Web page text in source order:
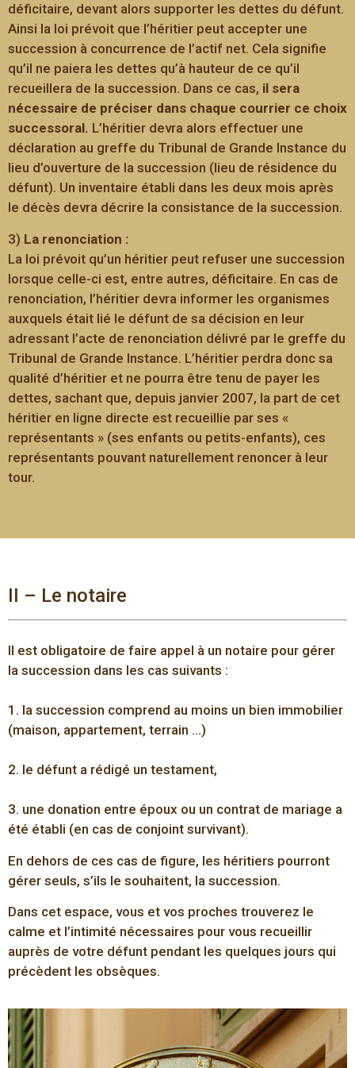
déficitaire, devant alors supporter les dettes du défunt.
Ainsi la loi prévoit que l’héritier peut accepter une
succession à concurrence de l’actif net. Cela signifie
qu’il ne paiera les dettes qu’à hauteur de ce qu’il
recueillera de la succession. Dans ce cas, il sera
nécessaire de préciser dans chaque courrier ce choix
successoral. L’héritier devra alors effectuer une
déclaration au greffe du Tribunal de Grande Instance du
lieu d’ouverture de la succession (lieu de résidence du
défunt). Un inventaire établi dans les deux mois après
le décès devra décrire la consistance de la succession.
3) La renonciation :
La loi prévoit qu’un héritier peut refuser une succession
lorsque celle-ci est, entre autres, déficitaire. En cas de
renonciation, l’héritier devra informer les organismes
auxquels était lié le défunt de sa décision en leur
adressant l’acte de renonciation délivré par le greffe du
Tribunal de Grande Instance. L’héritier perdra donc sa
qualité d’héritier et ne pourra être tenu de payer les
dettes, sachant que, depuis janvier 2007, la part de cet
héritier en ligne directe est recueillie par ses «
représentants » (ses enfants ou petits-enfants), ces
représentants pouvant naturellement renoncer à leur
tour.
II – Le notaire
Il est obligatoire de faire appel à un notaire pour gérer
la succession dans les cas suivants :
1. la succession comprend au moins un bien immobilier
(maison, appartement, terrain …)
2. le défunt a rédigé un testament,
3. une donation entre époux ou un contrat de mariage a
été établi (en cas de conjoint survivant).
En dehors de ces cas de figure, les héritiers pourront
gérer seuls, s’ils le souhaitent, la succession.
Dans cet espace, vous et vos proches trouverez le
calme et l’intimité nécessaires pour vous recueillir
auprès de votre défunt pendant les quelques jours qui
précèdent les obsèques.